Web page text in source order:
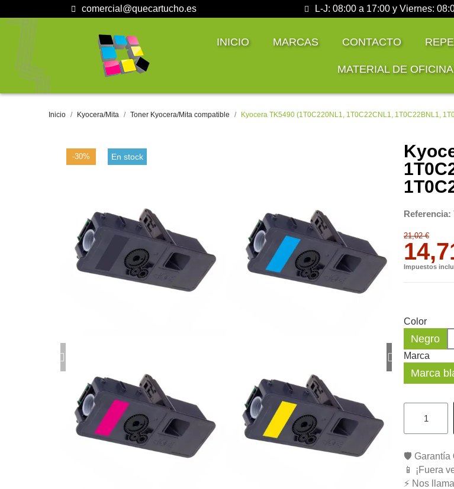
comercial@quecartucho.es L-J: 08:00 a 17:00 y Viernes:
INICIO MARCAS CONTACTO
MATERIAL DE OFICINA
Inicio Kyocera/Mita Toner Kyocera/Mita compatible Kyocera TK5490 (1T0C220NL1, 1T0C22CNL1, 1T0C22BNL1,
-30% En stock
Referencia
21,02 €
Impuestos
Color
Negro
Marca
Marca
🛡️ Garantía
📱 ¡Fuera
⚡ Nos